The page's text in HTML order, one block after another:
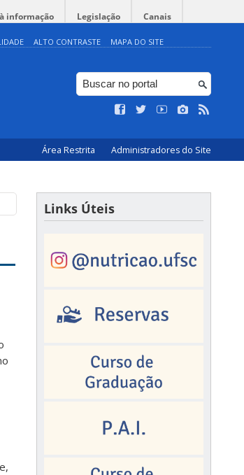
informação Legislação Canais
ALTO CONTRASTE MAPA DO SITE
Área Restrita Administradores do Site
Links Úteis